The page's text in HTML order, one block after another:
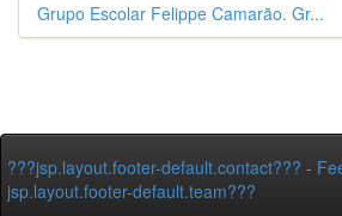
Grupo Escolar Felippe Camarão. Gr...
???jsp.layout.footer-default.contact??? -
jsp.layout.footer-default.team???